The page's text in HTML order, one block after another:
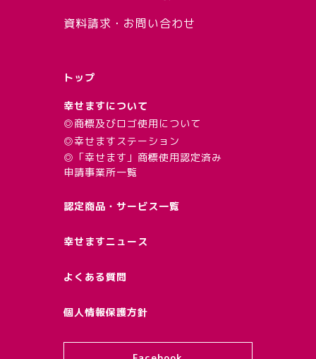
資料請求・お問い合わせ
トップ
幸せますについて
◎商標及びロゴ使用について
◎幸せますステーション
◎「幸せます」商標使用認定済み
申請事業所一覧
認定商品・サービス一覧
幸せますニュース
よくある質問
個人情報保護方針